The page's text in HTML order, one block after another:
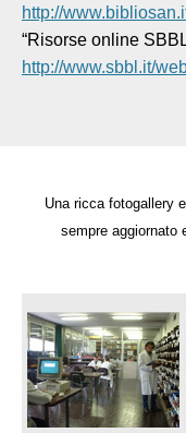
http://
“Risorse online
http://www.sbbl.it/
Una ricca fotogallery
sempre aggiornato